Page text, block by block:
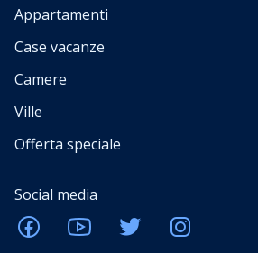
Appartamenti
Case vacanze
Camere
Ville
Offerta speciale
Social media